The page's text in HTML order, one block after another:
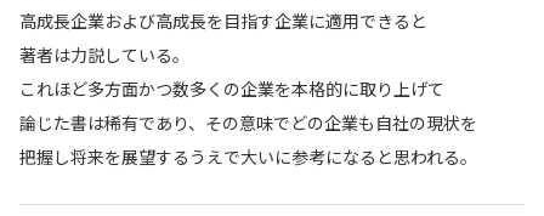
高成長企業および高成長を目指す企業に適用できると
著者は力説している。
これほど多方面かつ数多くの企業を本格的に取り上げて
論じた書は稀有であり、その意味でどの企業も自社の現状を
把握し将来を展望するうえで大いに参考になると思われる。